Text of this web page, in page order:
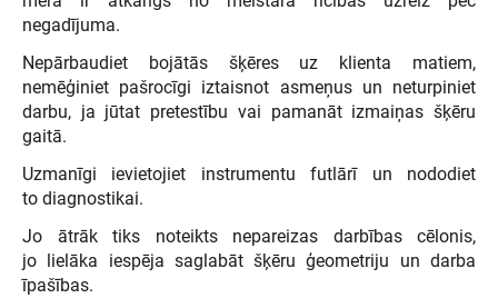
negadījuma.
Nepārbaudiet bojātās šķēres uz klienta matiem,
nemēģiniet pašrocīgi iztaisnot asmeņus un neturpiniet
darbu, ja jūtat pretestību vai pamanāt izmaiņas šķēru
gaitā.
Uzmanīgi ievietojiet instrumentu futlārī un nododiet
to diagnostikai.
Jo ātrāk tiks noteikts nepareizas darbības cēlonis,
jo lielāka iespēja saglabāt šķēru ģeometriju un darba
īpašības.